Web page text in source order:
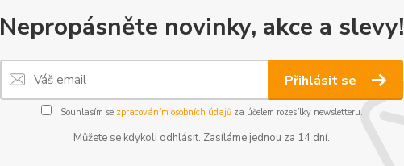
Nepropásněte novinky, akce a slevy!
Přihlásit se
Souhlasím se zpracováním osobních údajůza účelem rozesílky newsletteru.
Můžete se kdykoli odhlásit. Zasíláme jednou za 14 dní.